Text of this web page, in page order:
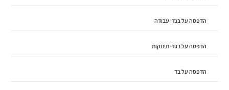
הדפסה על בגדי עבודה
הדפסה על בגדי תינוקות
הדפסה על בד